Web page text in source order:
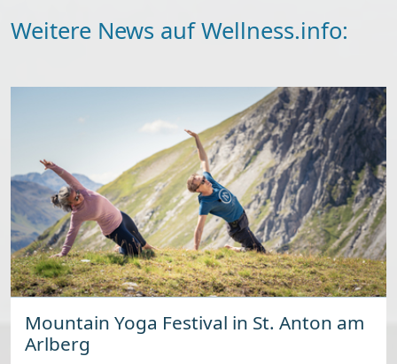
Weitere News auf Wellness.info:
Mountain Yoga Festival in St. Anton am
Arlberg